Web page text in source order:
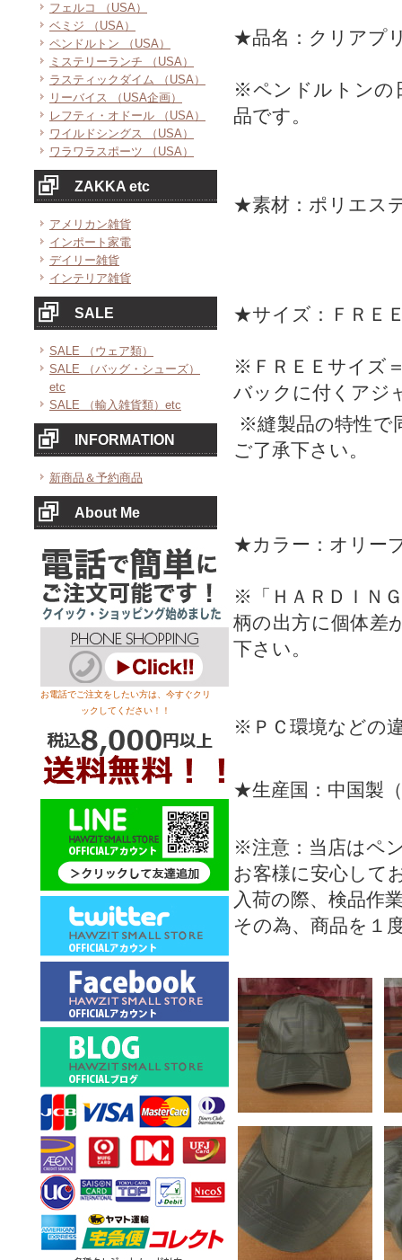
フェルコ （USA）
ベミジ （USA）
ペンドルトン （USA）
ミステリーランチ （USA）
ラスティックダイム （USA）
リーバイス （USA企画）
レフティ・オドール （USA）
ワイルドシングス （USA）
ワラワラスポーツ （USA）
ZAKKA etc
アメリカン雑貨
インポート家電
デイリー雑貨
インテリア雑貨
SALE
SALE （ウェア類）
SALE （バッグ・シューズ）
etc
SALE （輸入雑貨類）etc
INFORMATION
新商品＆予約商品
About Me
お電話でご注文をしたい方は、今すぐクリ
ックしてください！！
★品名：クリアプ
※ペンドルトンの
品です。
★素材：ポリエス
★サイズ：ＦＲＥ
※ＦＲＥＥサイズ
バックに付くアジ
※縫製品の特性で
ご了承下さい。
★カラー：オリー
※「ＨＡＲＤＩＮ
柄の出方に個体差
下さい。
※ＰＣ環境などの
★生産国：中国製
※注意：当店はペ
お客様に安心して
入荷の際、検品作
その為、商品を１